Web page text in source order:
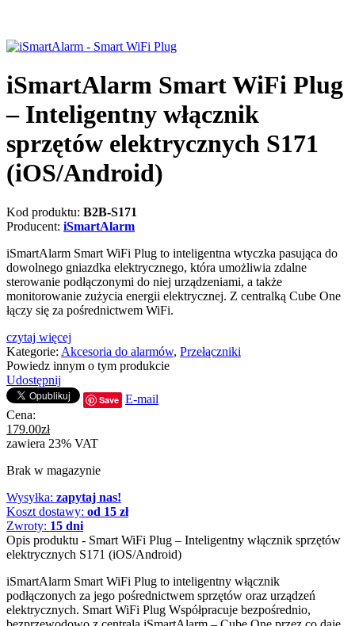
iSmartAlarm Smart WiFi Plug
– Inteligentny włącznik
sprzętów elektrycznych S171
(iOS/Android)
Kod produktu: B2B-S171
Producent: iSmartAlarm
iSmartAlarm Smart WiFi Plug to inteligentna wtyczka pasująca do
dowolnego gniazdka elektrycznego, która umożliwia zdalne
sterowanie podłączonymi do niej urządzeniami, a także
monitorowanie zużycia energii elektrycznej. Z centralką Cube One
łączy się za pośrednictwem WiFi.
czytaj więcej
Kategorie: Akcesoria do alarmów, Przełączniki
Powiedz innym o tym produkcie
Udostępnij
Save E-mail
Cena:
179.00zł
zawiera 23% VAT
Brak w magazynie
Wysyłka: zapytaj nas!
Koszt dostawy: od 15 zł
Zwroty: 15 dni
Opis produktu - Smart WiFi Plug – Inteligentny włącznik sprzętów
elektrycznych S171 (iOS/Android)
iSmartAlarm Smart WiFi Plug to inteligentny włącznik
podłączonych za jego pośrednictwem sprzętów oraz urządzeń
elektrycznych. Smart WiFi Plug Współpracuje bezpośrednio,